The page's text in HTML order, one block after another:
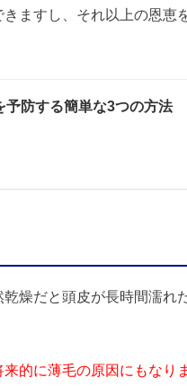
ますし、それ以上の恩恵
予防する簡単な3つの方法
燥だと頭皮が長時間濡れ
的に薄毛の原因にもなり